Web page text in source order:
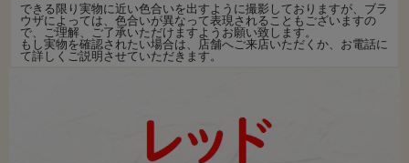
できる限り実物に近い色合いを出すように撮影しておりますが、ブラ
ウザによっては、色合いが異なって表現されることもございますの
で、ご理解、ご了承いただけますようお願い致します。
もし実物を確認されたい場合は、店舗へご来店いただくか、お電話に
て詳しくご説明させていただきます。